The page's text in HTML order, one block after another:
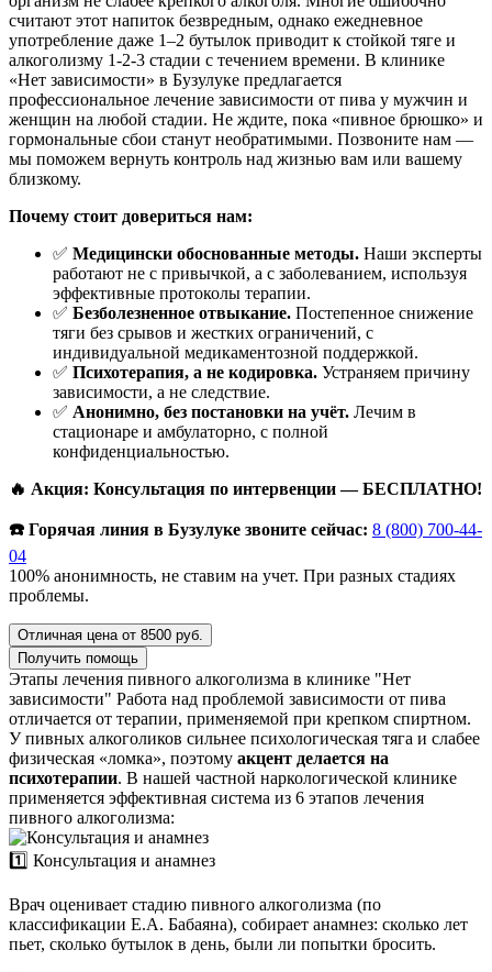
считают этот напиток безвредным, однако ежедневное
употребление даже 1–2 бутылок приводит к стойкой тяге и
алкоголизму 1-2-3 стадии с течением времени. В клинике
«Нет зависимости» в Бузулуке предлагается
профессиональное лечение зависимости от пива у мужчин и
женщин на любой стадии. Не ждите, пока «пивное брюшко» и
гормональные сбои станут необратимыми. Позвоните нам —
мы поможем вернуть контроль над жизнью вам или вашему
близкому.
Почему стоит довериться нам:
✅ Медицински обоснованные методы. Наши эксперты
работают не с привычкой, а с заболеванием, используя
эффективные протоколы терапии.
✅ Безболезненное отвыкание. Постепенное снижение
тяги без срывов и жестких ограничений, с
индивидуальной медикаментозной поддержкой.
✅ Психотерапия, а не кодировка. Устраняем причину
зависимости, а не следствие.
✅ Анонимно, без постановки на учёт. Лечим в
стационаре и амбулаторно, с полной
конфиденциальностью.
🔥 Акция: Консультация по интервенции — БЕСПЛАТНО!
☎️ Горячая линия в Бузулуке звоните сейчас: 8 (800) 700-44-
04
100% анонимность, не ставим на учет. При разных стадиях
проблемы.
Отличная цена от 8500 руб.
Получить помощь
Этапы лечения пивного алкоголизма в клинике "Нет
зависимости" Работа над проблемой зависимости от пива
отличается от терапии, применяемой при крепком спиртном.
У пивных алкоголиков сильнее психологическая тяга и слабее
физическая «ломка», поэтому акцент делается на
психотерапии. В нашей частной наркологической клинике
применяется эффективная система из 6 этапов лечения
пивного алкоголизма:
1️⃣ Консультация и анамнез
Врач оценивает стадию пивного алкоголизма (по
классификации Е.А. Бабаяна), собирает анамнез: сколько лет
пьет, сколько бутылок в день, были ли попытки бросить.